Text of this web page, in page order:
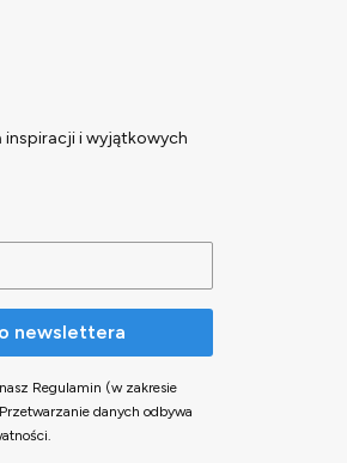
i wyjątkowych
newslettera
Regulamin (w zakresie
danych odbywa